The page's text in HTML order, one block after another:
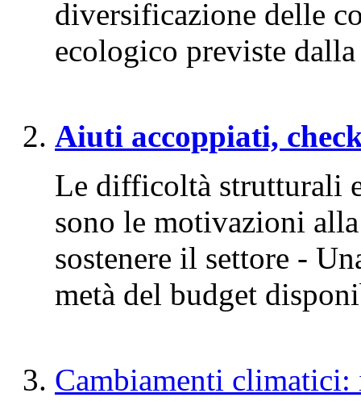
diversificazione delle
ecologico previste
Aiuti accoppiati,
Le difficoltà strutturali
sono le motivazioni
sostenere il settore -
metà del budget
Cambiamenti climatici: